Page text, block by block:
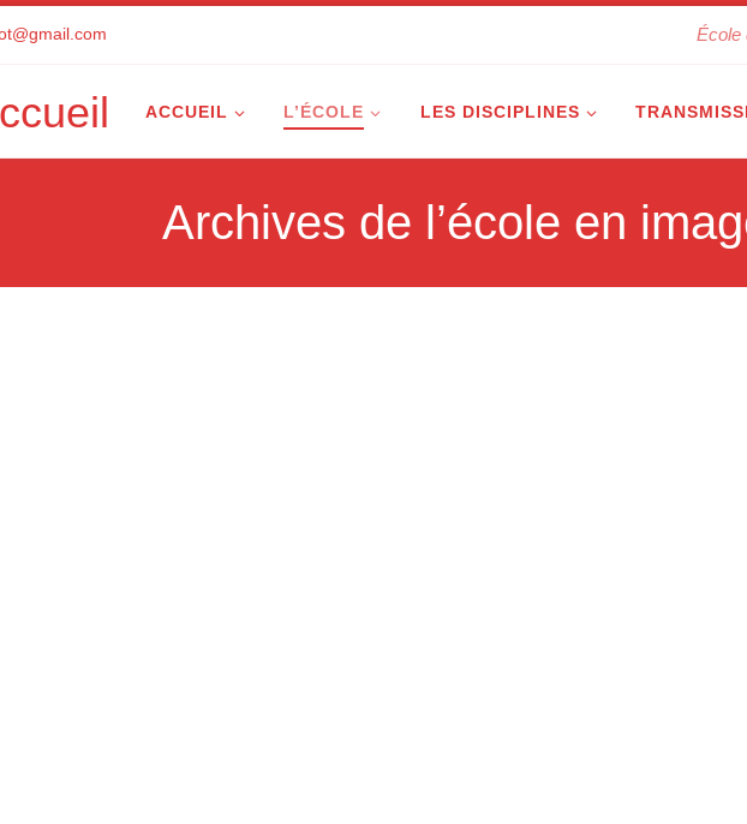
École
ACCUEIL L’ÉCOLE LES DISCIPLINES
Archives de l’école en